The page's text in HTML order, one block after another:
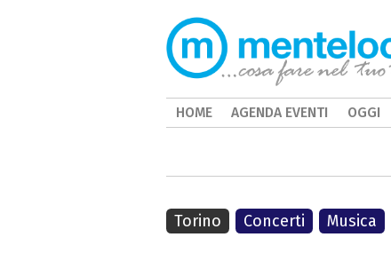
Torino Concerti Musica
HOME AGENDA EVENTI OGGI